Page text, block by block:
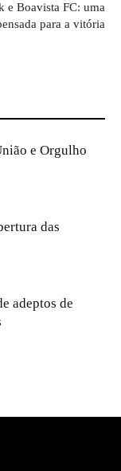
e Boavista FC: uma
para a vitória
e Orgulho
das
adeptos de